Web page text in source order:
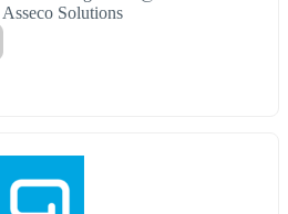
Asseco Solutions